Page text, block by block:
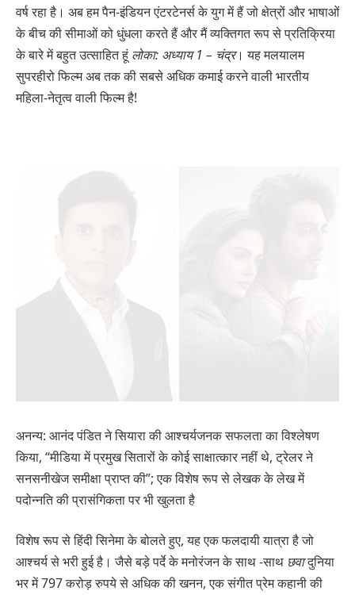
वर्ष रहा है। अब हम पैन-इंडियन एंटरटेनर्स के युग में हैं जो क्षेत्रों और भाषाओं
के बीच की सीमाओं को धुंधला करते हैं और मैं व्यक्तिगत रूप से प्रतिक्रिया
के बारे में बहुत उत्साहित हूं लोका: अध्याय 1 – चंद्र। यह मलयालम
सुपरहीरो फिल्म अब तक की सबसे अधिक कमाई करने वाली भारतीय
महिला-नेतृत्व वाली फिल्म है!
अनन्य: आनंद पंडित ने सियारा की आश्चर्यजनक सफलता का विश्लेषण
किया, “मीडिया में प्रमुख सितारों के कोई साक्षात्कार नहीं थे, ट्रेलर ने
सनसनीखेज समीक्षा प्राप्त की”; एक विशेष रूप से लेखक के लेख में
पदोन्नति की प्रासंगिकता पर भी खुलता है
विशेष रूप से हिंदी सिनेमा के बोलते हुए, यह एक फलदायी यात्रा है जो
आश्चर्य से भरी हुई है। जैसे बड़े पर्दे के मनोरंजन के साथ -साथ छवादुनिया
भर में 797 करोड़ रुपये से अधिक की खनन, एक संगीत प्रेम कहानी की